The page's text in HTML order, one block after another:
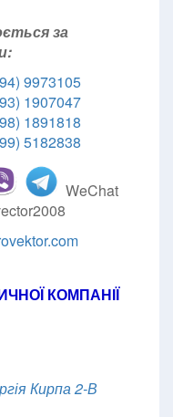
за
9973105
1907047
1891818
5182838
WeChat
КОМПАНІЇ
Кирпа 2-В